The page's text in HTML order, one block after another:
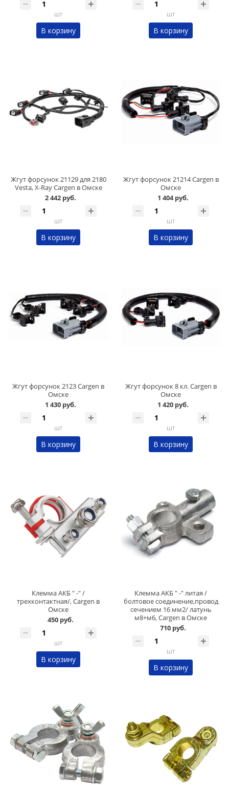
шт
В корзину
шт
В корзину
Жгут форсунок 21129 для 2180
Vesta, X-Ray Cargen в Омске
2 442 руб.
шт
В корзину
Жгут форсунок 21214 Cargen в
Омске
1 404 руб.
шт
В корзину
Жгут форсунок 2123 Cargen в
Омске
1 430 руб.
шт
В корзину
Жгут форсунок 8 кл. Cargen в
Омске
1 420 руб.
шт
В корзину
Клемма АКБ " -" /
трехконтактная/, Cargen в
Омске
450 руб.
шт
В корзину
Клемма АКБ " -" литая /
болтовое соединение,провод
сечением 16 мм2/ латунь
м8+м6, Cargen в Омске
710 руб.
шт
В корзину